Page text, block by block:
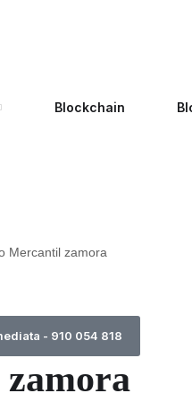
Blockchain
Mercantil zamora
- 910 054 818
zamora